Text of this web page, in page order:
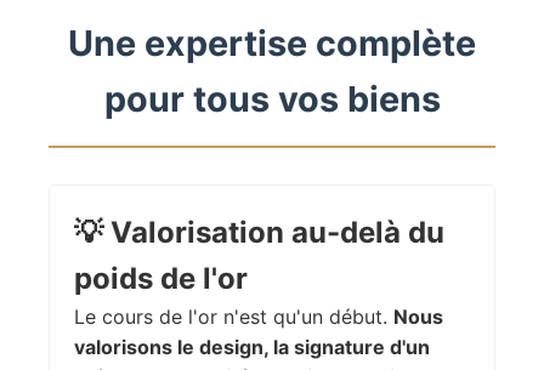
Une expertise complète
pour tous vos biens
💡Valorisation au-delà du
poids de l'or
Le cours de l'or n'est qu'un début. Nous
valorisons le design, la signature d'un